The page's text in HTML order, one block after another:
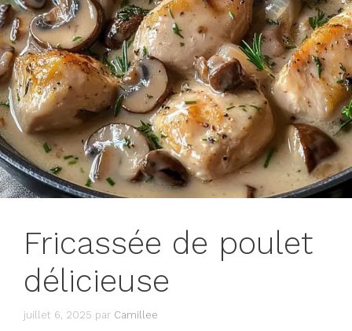
Fricassée de poulet
délicieuse
juillet 6, 2025 par Camillee